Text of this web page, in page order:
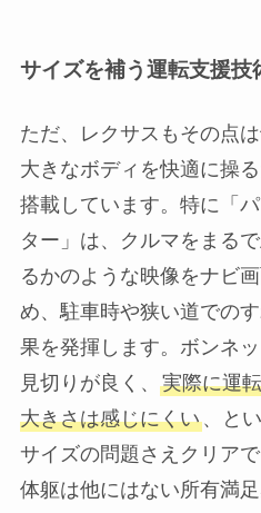
サイズを補う運転支援技
ただ、レクサスもその点
大きなボディを快適に操
搭載しています。特に「
ター」は、クルマをまる
るかのような映像をナビ
め、駐車時や狭い道での
果を発揮します。ボンネ
見切りが良く、 実際に運
大きさは感じにくい、と
サイズの問題さえクリア
体躯は他にはない所有満